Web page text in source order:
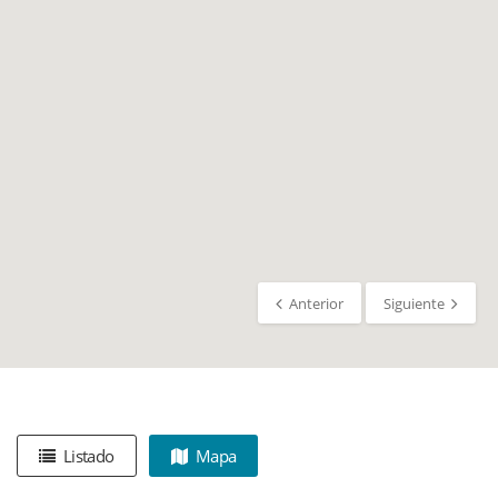
Anterior Siguiente
Listado Mapa